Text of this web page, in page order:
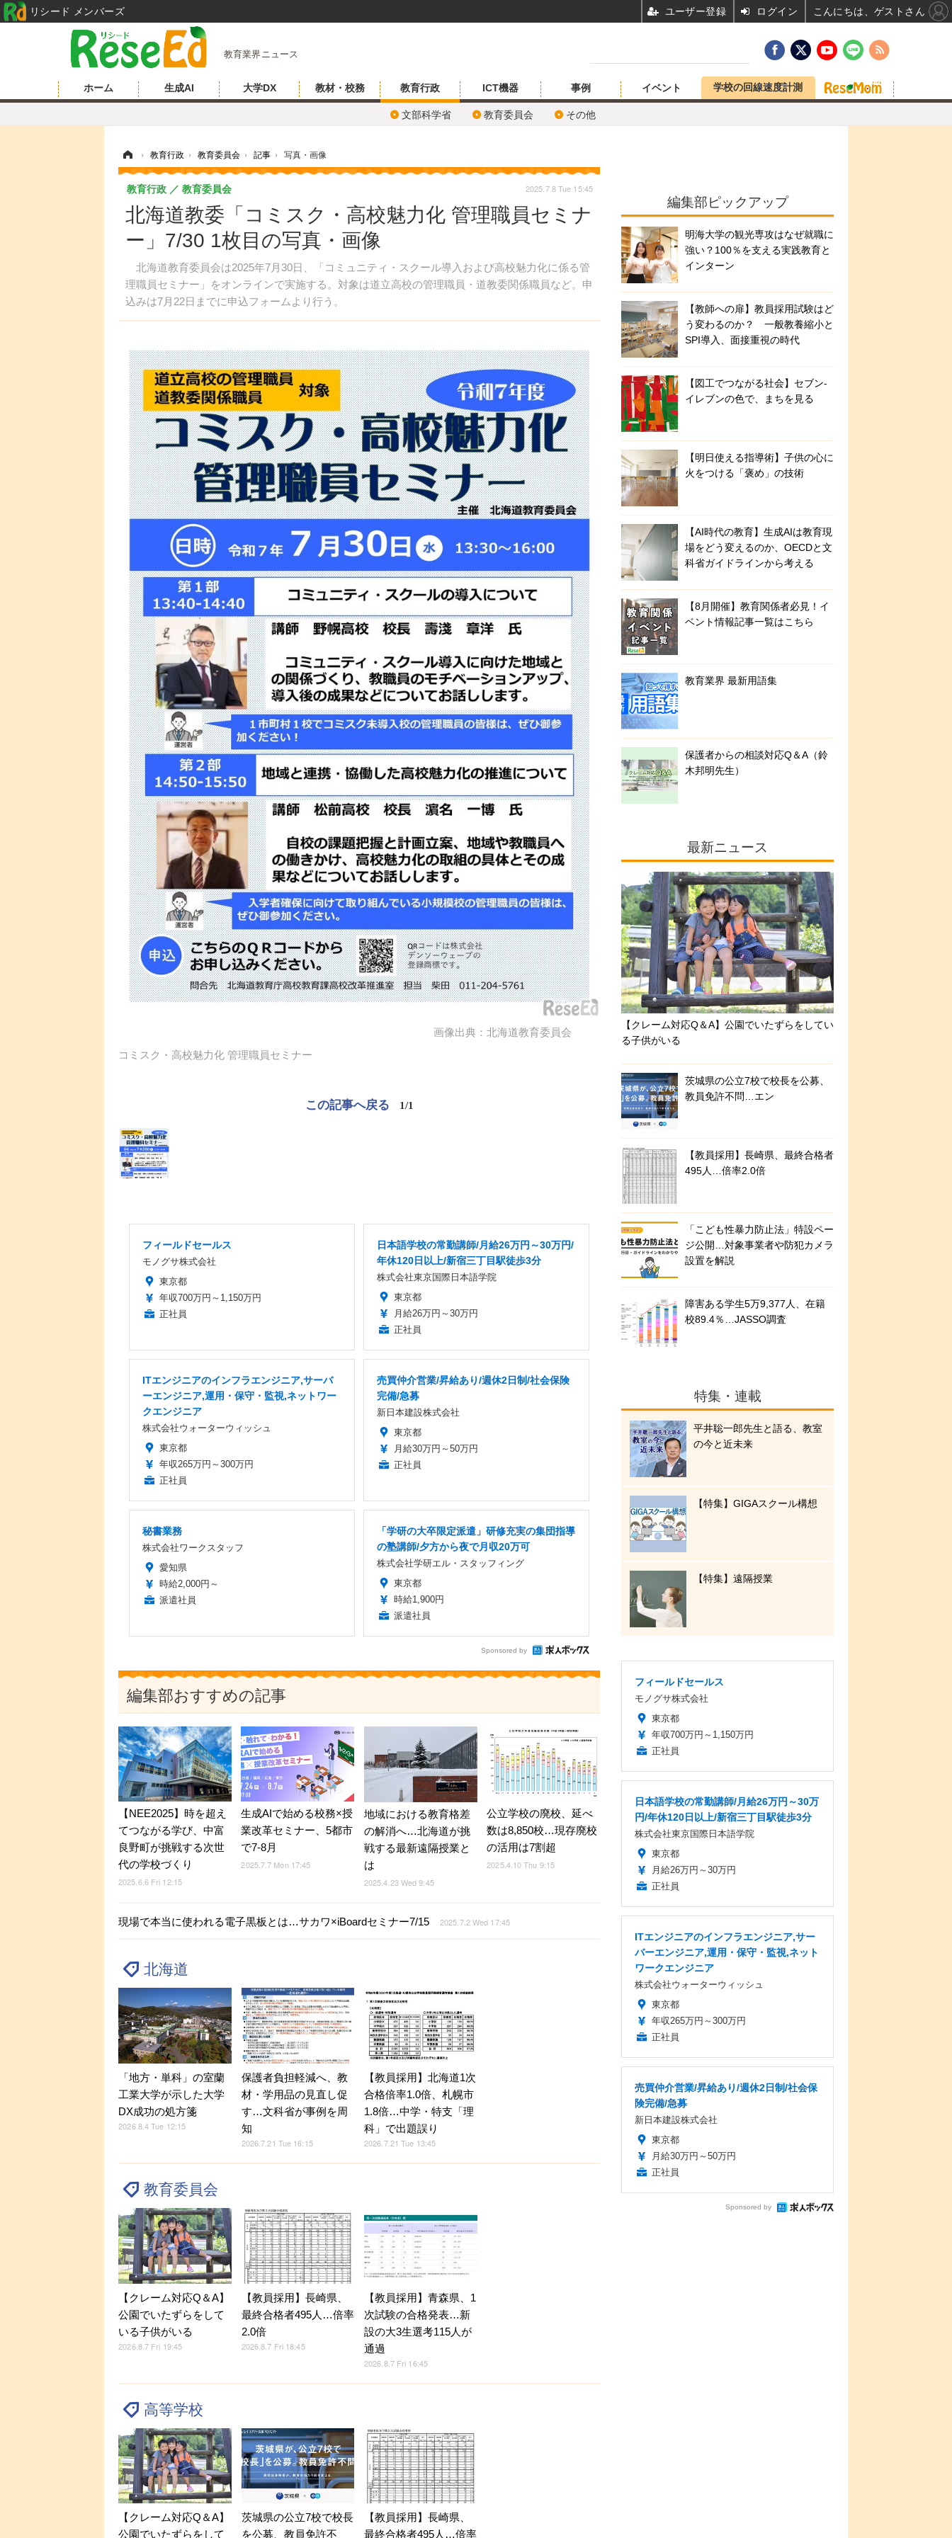
教育業界ニュース
ホーム 生成AI 大学DX 教材・校務 教育行政
文部科学省 教育委員会 その他
ICT機器 事例 イベント 学校の回線速度計測
› 教育行政 › 教育委員会 › 記事 › 写真・画像
北海道教委「コミスク・高校魅力化 管理職員セミナ
ー」7/30 1枚目の写真・画像
北海道教育委員会は2025年7月30日、「コミュニティ・スクール導入および高校魅力化に係る管
理職員セミナー」をオンラインで実施する。対象は道立高校の管理職員・道教委関係職員など。申
込みは7月22日までに申込フォームより行う。
教育行政 教育委員会 2025.7.8 Tue 15:45
画像出典：北海道教育委員会
コミスク・高校魅力化 管理職員セミナー
この記事へ戻る 1/1
フィールドセールス
モノグサ株式会社
東京都
年収700万円～1,150万円
正社員
日本語学校の常勤講師/月給26万円～30万円/
年休120日以上/新宿三丁目駅徒歩3分
株式会社東京国際日本語学院
東京都
月給26万円～30万円
正社員
ITエンジニアのインフラエンジニア,サーバ
ーエンジニア,運用・保守・監視,ネットワー
クエンジニア
株式会社ウォーターウィッシュ
東京都
年収265万円～300万円
正社員
売買仲介営業/昇給あり/週休2日制/社会保険
完備/急募
新日本建設株式会社
東京都
月給30万円～50万円
正社員
秘書業務
株式会社ワークスタッフ
愛知県
時給2,000円～
派遣社員
「学研の大卒限定派遣」研修充実の集団指導
の塾講師/夕方から夜で月収20万可
株式会社学研エル・スタッフィング
東京都
時給1,900円
派遣社員
Sponsored by
編集部おすすめの記事
【NEE2025】時を超え
てつながる学び、中富
良野町が挑戦する次世
代の学校づくり
2025.6.6 Fri 12:15
生成AIで始める校務×授
業改革セミナー、5都市
で7-8月
2025.7.7 Mon 17:45
地域における教育格差
の解消へ…北海道が挑
戦する最新遠隔授業と
は
2025.4.23 Wed 9:45
公立学校の廃校、延べ
数は8,850校…現存廃校
の活用は7割超
2025.4.10 Thu 9:15
現場で本当に使われる電子黒板とは…サカワ×iBoardセミナー7/15 2025.7.2 Wed 17:45
北海道
「地方・単科」の室蘭
工業大学が示した大学
DX成功の処方箋
2026.8.4 Tue 12:15
保護者負担軽減へ、教
材・学用品の見直し促
す…文科省が事例を周
知
2026.7.21 Tue 16:15
【教員採用】北海道1次
合格倍率1.0倍、札幌市
1.8倍…中学・特支「理
科」で出題誤り
2026.7.21 Tue 13:45
教育委員会
【クレーム対応Q＆A】
公園でいたずらをして
いる子供がいる
2026.8.7 Fri 19:45
【教員採用】長崎県、
最終合格者495人…倍率
2.0倍
2026.8.7 Fri 18:45
【教員採用】青森県、1
次試験の合格発表…新
設の大3生選考115人が
通過
2026.8.7 Fri 16:45
高等学校
【クレーム対応Q＆A】
公園でいたずらをして
茨城県の公立7校で校長
を公募、教員免許不
【教員採用】長崎県、
最終合格者495人…倍率
編集部ピックアップ
明海大学の観光専攻はなぜ就職に
強い？100％を支える実践教育と
インターン
【教師への扉】教員採用試験はど
う変わるのか？ 一般教養縮小と
SPI導入、面接重視の時代
【図工でつながる社会】セブン‐
イレブンの色で、まちを見る
【明日使える指導術】子供の心に
火をつける「褒め」の技術
【AI時代の教育】生成AIは教育現
場をどう変えるのか、OECDと文
科省ガイドラインから考える
【8月開催】教育関係者必見！イ
ベント情報記事一覧はこちら
教育業界 最新用語集
保護者からの相談対応Q＆A（鈴
木邦明先生）
最新ニュース
【クレーム対応Q＆A】公園でいたずらをしてい
る子供がいる
茨城県の公立7校で校長を公募、
教員免許不問…エン
【教員採用】長崎県、最終合格者
495人…倍率2.0倍
「こども性暴力防止法」特設ペー
ジ公開…対象事業者や防犯カメラ
設置を解説
障害ある学生5万9,377人、在籍
校89.4％…JASSO調査
特集・連載
平井聡一郎先生と語る、教室
の今と近未来
【特集】GIGAスクール構想
【特集】遠隔授業
フィールドセールス
モノグサ株式会社
東京都
年収700万円～1,150万円
正社員
日本語学校の常勤講師/月給26万円～30万
円/年休120日以上/新宿三丁目駅徒歩3分
株式会社東京国際日本語学院
東京都
月給26万円～30万円
正社員
ITエンジニアのインフラエンジニア,サー
バーエンジニア,運用・保守・監視,ネット
ワークエンジニア
株式会社ウォーターウィッシュ
東京都
年収265万円～300万円
正社員
売買仲介営業/昇給あり/週休2日制/社会保
険完備/急募
新日本建設株式会社
東京都
月給30万円～50万円
正社員
Sponsored by
リシード メンバーズ ユーザー登録 ログイン こんにちは、ゲストさん